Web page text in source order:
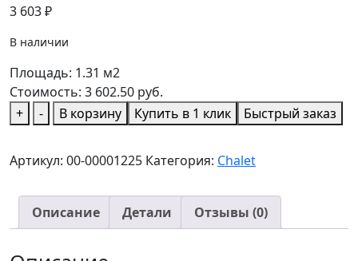
3 603₽
В наличии
Площадь: 1.31 м2
Стоимость: 3 602.50 руб.
+
Количество
товара
Betta
Манкини
A802
- В корзину Купить в 1 клик Быстрый заказ
Артикул: 00-00001225 Категория: Chalet
Описание Детали Отзывы (0)